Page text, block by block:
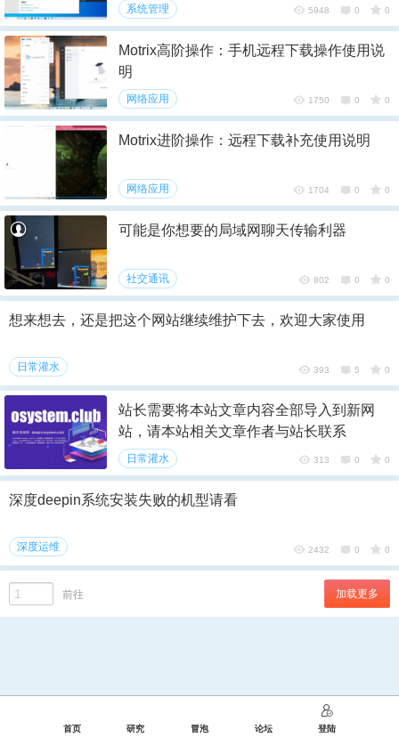
系统管理 5948 0 0
Motrix高阶操作：手机远程下载操作使用说
明
网络应用 1750 0 0
Motrix进阶操作：远程下载补充使用说明
网络应用 1704 0 0
可能是你想要的局域网聊天传输利器
社交通讯 802 0 0
想来想去，还是把这个网站继续维护下去，欢迎大家使用
日常灌水 393 5 0
站长需要将本站文章内容全部导入到新网
站，请本站相关文章作者与站长联系
日常灌水 313 0 0
深度deepin系统安装失败的机型请看
深度运维 2432 0 0
前往 加载更多
首页 研究 冒泡 论坛 登陆